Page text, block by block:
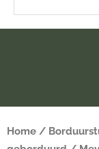
Home /